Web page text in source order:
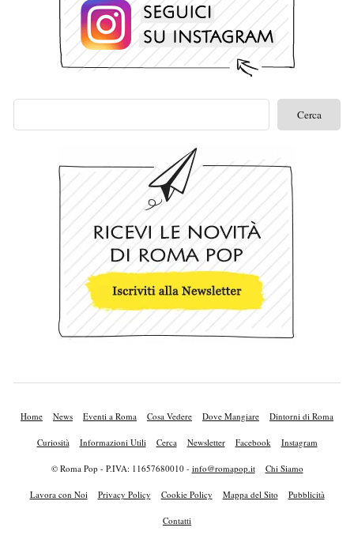
Home News Eventi a Roma Cosa Vedere Dove Mangiare Dintorni di Roma
Curiosità Informazioni Utili Cerca Newsletter Facebook Instagram
© Roma Pop - P.IVA: 11657680010 - info@romapop.it Chi Siamo
Lavora con Noi Privacy Policy Cookie Policy Mappa del Sito Pubblicità
Contatti